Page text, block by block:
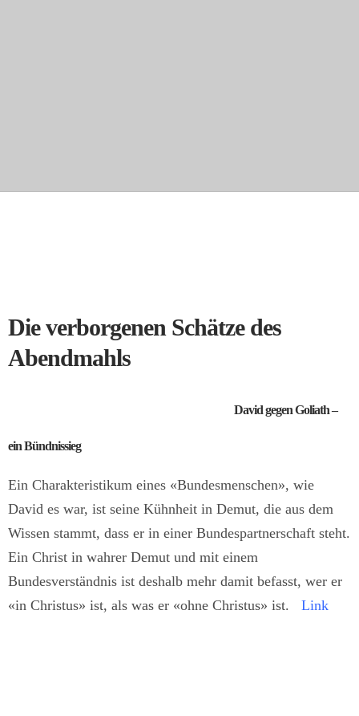
Die verborgenen Schätze des
Abendmahls
David gegen Goliath –
ein Bündnissieg
Ein Charakteristikum eines «Bundesmenschen», wie
David es war, ist seine Kühnheit in Demut, die aus dem
Wissen stammt, dass er in einer Bundespartnerschaft steht.
Ein Christ in wahrer Demut und mit einem
Bundesverständnis ist deshalb mehr damit befasst, wer er
«in Christus» ist, als was er «ohne Christus» ist.
Link